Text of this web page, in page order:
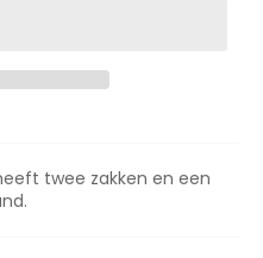
twee zakken en een